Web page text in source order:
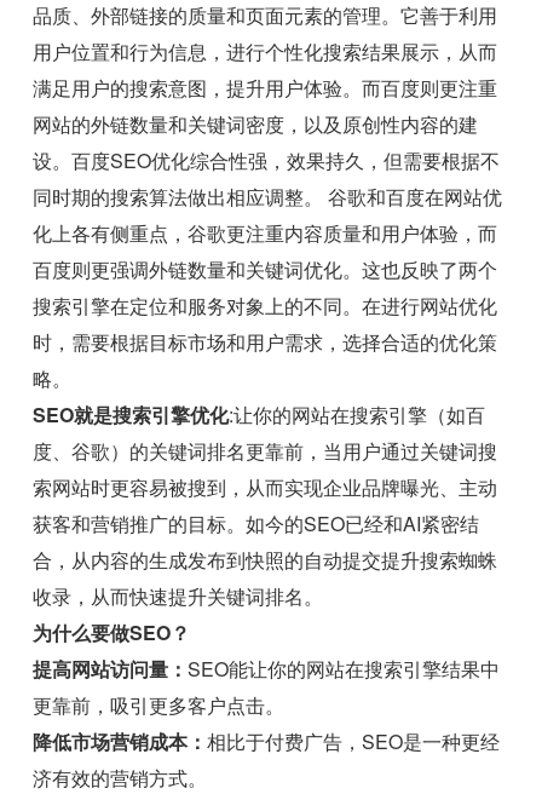
品质、外部链接的质量和页面元素的管理。它善于利用
用户位置和行为信息，进行个性化搜索结果展示，从而
满足用户的搜索意图，提升用户体验。而百度则更注重
网站的外链数量和关键词密度，以及原创性内容的建
设。百度SEO优化综合性强，效果持久，但需要根据不
同时期的搜索算法做出相应调整。 谷歌和百度在网站优
化上各有侧重点，谷歌更注重内容质量和用户体验，而
百度则更强调外链数量和关键词优化。这也反映了两个
搜索引擎在定位和服务对象上的不同。在进行网站优化
时，需要根据目标市场和用户需求，选择合适的优化策
略。
SEO就是搜索引擎优化:让你的网站在搜索引擎（如百
度、谷歌）的关键词排名更靠前，当用户通过关键词搜
索网站时更容易被搜到，从而实现企业品牌曝光、主动
获客和营销推广的目标。如今的SEO已经和AI紧密结
合，从内容的生成发布到快照的自动提交提升搜索蜘蛛
收录，从而快速提升关键词排名。
为什么要做SEO？
提高网站访问量：SEO能让你的网站在搜索引擎结果中
更靠前，吸引更多客户点击。
降低市场营销成本：相比于付费广告，SEO是一种更经
济有效的营销方式。